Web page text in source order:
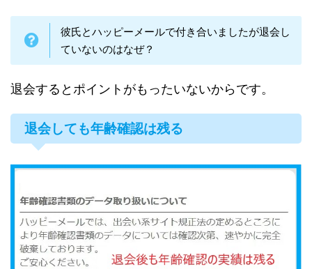
彼氏とハッピーメールで付き合いましたが退会し
ていないのはなぜ？
退会するとポイントがもったいないからです。
退会しても年齢確認は残る